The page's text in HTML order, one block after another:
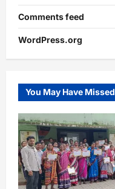
Comments feed
WordPress.org
You May Have Missed